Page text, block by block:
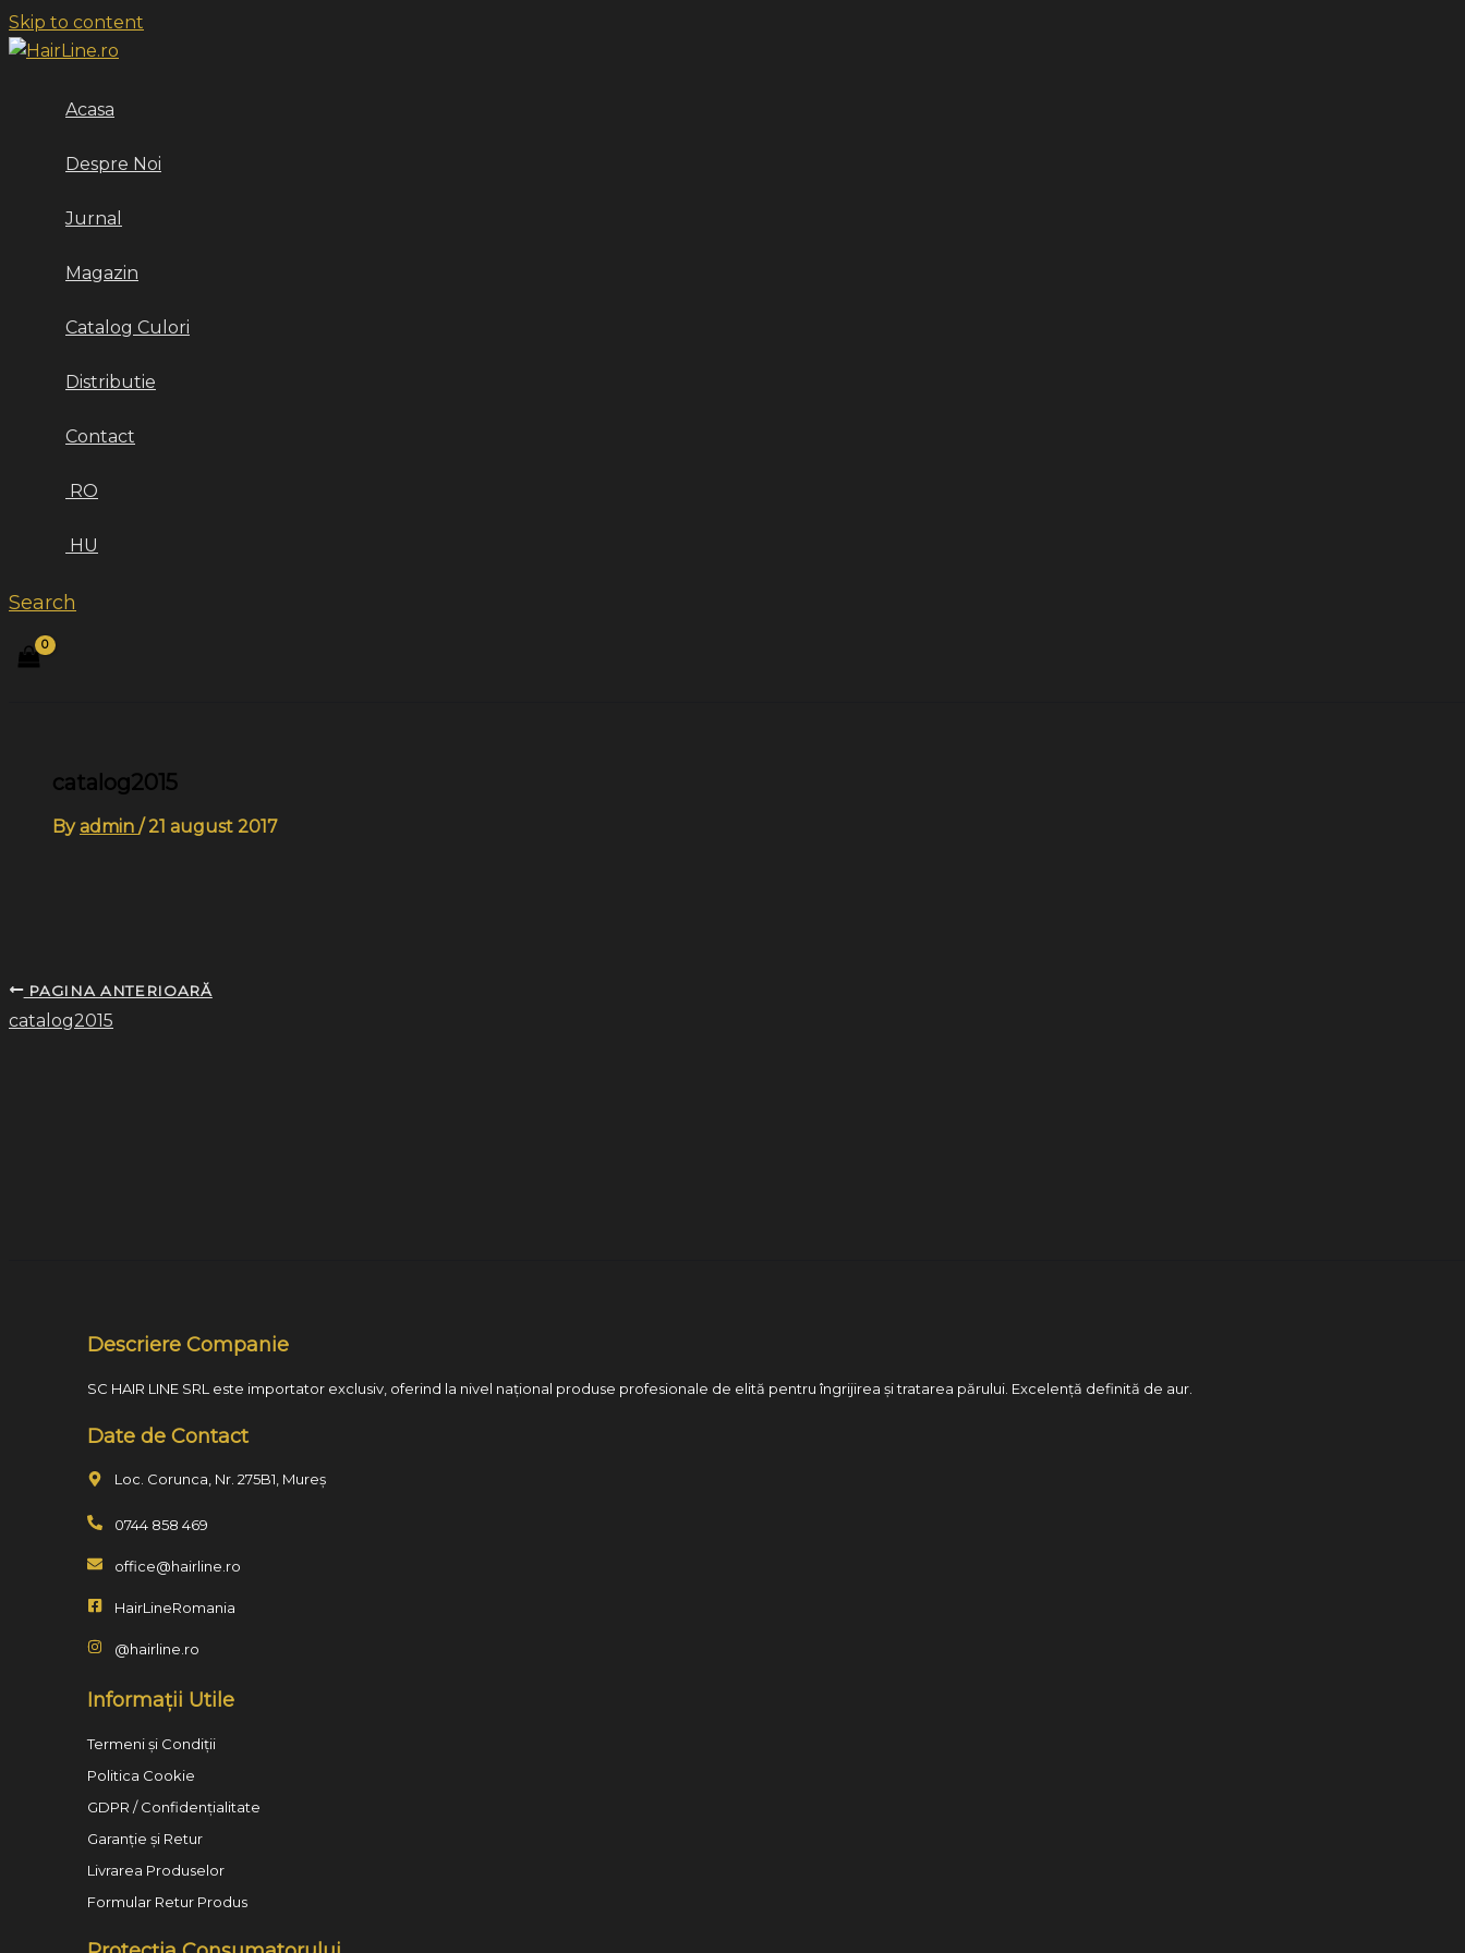
Skip to content
Acasa
Despre Noi
Jurnal
Magazin
Catalog Culori
Distributie
Contact
RO
HU
Search
catalog2015
By admin /21 august 2017
PAGINA ANTERIOARĂ
catalog2015
Descriere Companie
SC HAIR LINE SRL este importator exclusiv, oferind la nivel național produse profesionale de elită pentru îngrijirea și tratarea părului. Excelență definită de aur.
Date de Contact
Loc. Corunca, Nr. 275B1, Mureș
0744 858 469
office@hairline.ro
HairLineRomania
@hairline.ro
Informații Utile
Termeni și Condiții
Politica Cookie
GDPR / Confidențialitate
Garanție și Retur
Livrarea Produselor
Formular Retur Produs